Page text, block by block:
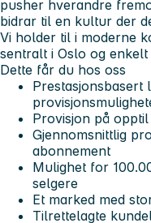
pusher hverandre
bidrar til en kultur der
Vi holder til i moderne
sentralt i Oslo og
Dette får du hos oss
Provisjon på opptil
Gjennomsnittlig
abonnement
Mulighet for
selgere
Et marked med
Tilrettelagte